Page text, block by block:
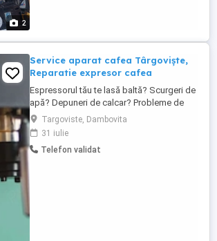
2
Service aparat cafea Târgoviște,
Reparatie expresor cafea
Espressorul tău te lasă baltă? Scurgeri de
apă? Depuneri de calcar? Probleme de
presiune? Afișaj defect sau sistem de
spumare cu erori? Nu-ți face griji suntem
aici! La Ilovecoffee, intervenim rapid și
oferim soluții durabile pentru orice model.
Targoviste, Dambovita
31 iulie
Telefon validat